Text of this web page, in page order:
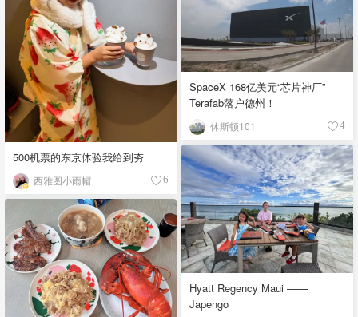
500机票的东京体验我给到夯
西雅图小雨帽 6
SpaceX 168亿美元“芯片神厂”
Terafab落户德州！
休斯顿101 4
Hyatt Regency Maui ——
Japengo